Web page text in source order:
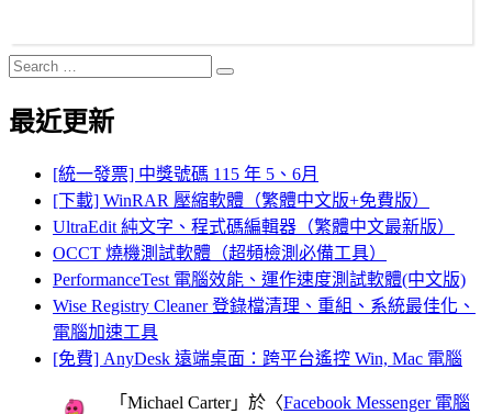
Search
for:
Search
最近更新
[統一發票] 中獎號碼 115 年 5、6月
[下載] WinRAR 壓縮軟體（繁體中文版+免費版）
UltraEdit 純文字、程式碼編輯器（繁體中文最新版）
OCCT 燒機測試軟體（超頻檢測必備工具）
PerformanceTest 電腦效能、運作速度測試軟體(中文版)
Wise Registry Cleaner 登錄檔清理、重組、系統最佳化、
電腦加速工具
[免費] AnyDesk 遠端桌面：跨平台遙控 Win, Mac 電腦
「 Michael Carter」於〈Facebook Messenger 電腦